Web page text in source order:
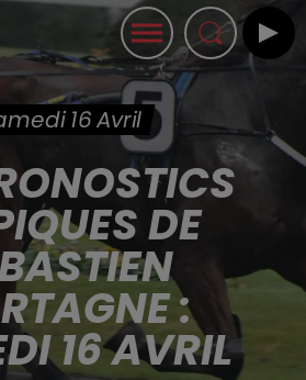
16 Avril
DE
:
16 AVRIL